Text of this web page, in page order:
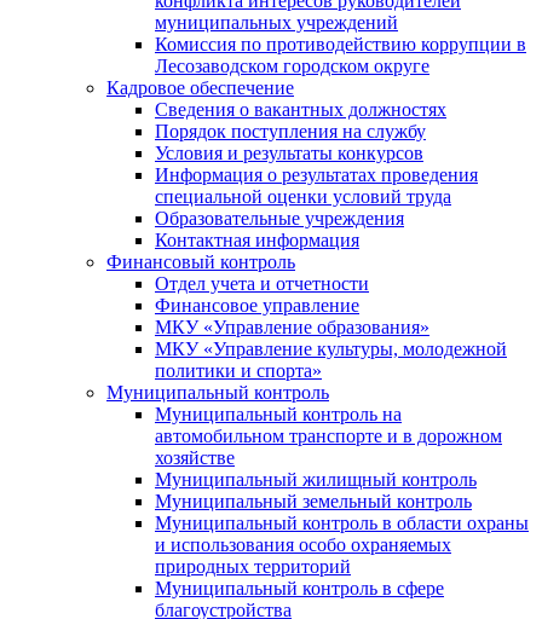
муниципальных учреждений
Комиссия по противодействию коррупции в
Лесозаводском городском округе
Кадровое обеспечение
Сведения о вакантных должностях
Порядок поступления на службу
Условия и результаты конкурсов
Информация о результатах проведения
специальной оценки условий труда
Образовательные учреждения
Контактная информация
Финансовый контроль
Отдел учета и отчетности
Финансовое управление
МКУ «Управление образования»
МКУ «Управление культуры, молодежной
политики и спорта»
Муниципальный контроль
Муниципальный контроль на
автомобильном транспорте и в дорожном
хозяйстве
Муниципальный жилищный контроль
Муниципальный земельный контроль
Муниципальный контроль в области охраны
и использования особо охраняемых
природных территорий
Муниципальный контроль в сфере
благоустройства